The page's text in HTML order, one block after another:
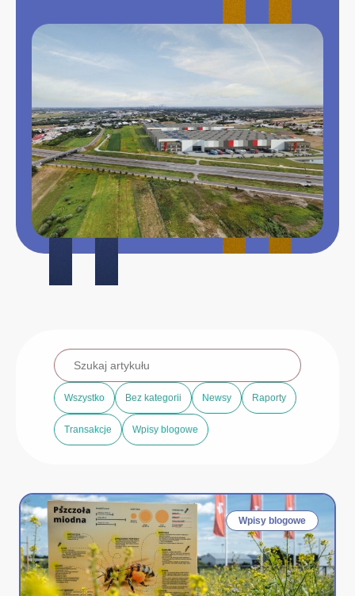
Wszystko Bez kategorii Newsy Raporty
Transakcje Wpisy blogowe
Wpisy blogowe